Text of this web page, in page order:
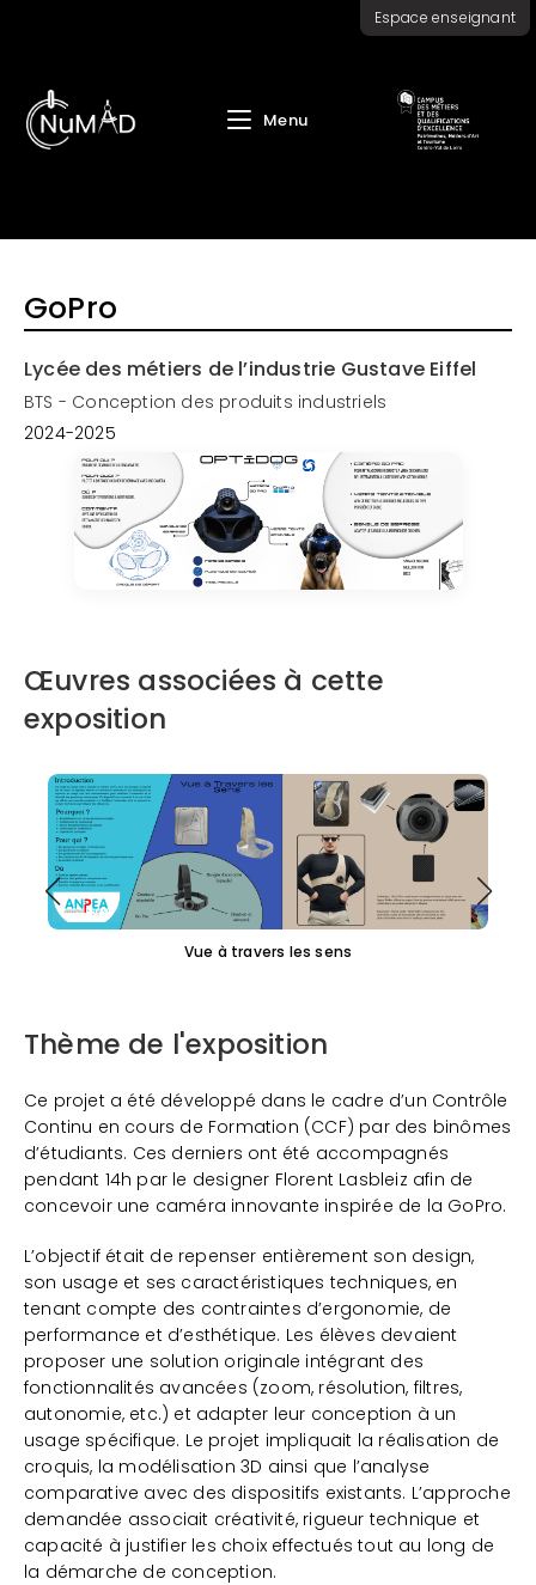
Menu
Espace enseignant
GoPro
Lycée des métiers de l’industrie Gustave Eiffel
BTS - Conception des produits industriels
2024-2025
Œuvres associées à cette
exposition
Vue à travers les sens
Thème de l'exposition
Ce projet a été développé dans le cadre d’un Contrôle
Continu en cours de Formation (CCF) par des binômes
d’étudiants. Ces derniers ont été accompagnés
pendant 14h par le designer Florent Lasbleiz afin de
concevoir une caméra innovante inspirée de la GoPro.
L’objectif était de repenser entièrement son design,
son usage et ses caractéristiques techniques, en
tenant compte des contraintes d’ergonomie, de
performance et d’esthétique. Les élèves devaient
proposer une solution originale intégrant des
fonctionnalités avancées (zoom, résolution, filtres,
autonomie, etc.) et adapter leur conception à un
usage spécifique. Le projet impliquait la réalisation de
croquis, la modélisation 3D ainsi que l’analyse
comparative avec des dispositifs existants. L’approche
demandée associait créativité, rigueur technique et
capacité à justifier les choix effectués tout au long de
la démarche de conception.